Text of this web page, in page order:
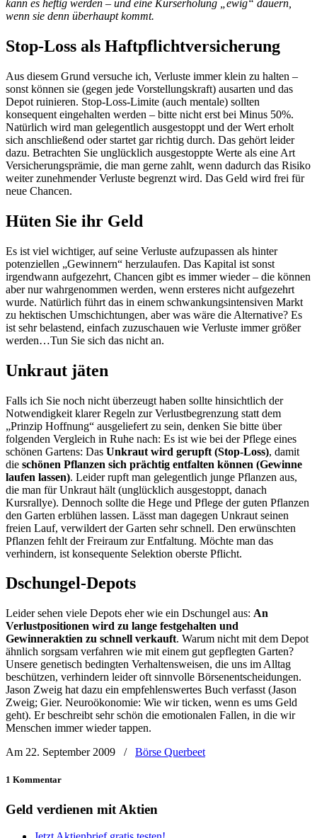
kann es heftig werden – und eine Kurserholung „ewig“ dauern,
wenn sie denn überhaupt kommt.
Stop-Loss als Haftpflichtversicherung
Aus diesem Grund versuche ich, Verluste immer klein zu halten –
sonst können sie (gegen jede Vorstellungskraft) ausarten und das
Depot ruinieren. Stop-Loss-Limite (auch mentale) sollten
konsequent eingehalten werden – bitte nicht erst bei Minus 50%.
Natürlich wird man gelegentlich ausgestoppt und der Wert erholt
sich anschließend oder startet gar richtig durch. Das gehört leider
dazu. Betrachten Sie unglücklich ausgestoppte Werte als eine Art
Versicherungsprämie, die man gerne zahlt, wenn dadurch das Risiko
weiter zunehmender Verluste begrenzt wird. Das Geld wird frei für
neue Chancen.
Hüten Sie ihr Geld
Es ist viel wichtiger, auf seine Verluste aufzupassen als hinter
potenziellen „Gewinnern“ herzulaufen. Das Kapital ist sonst
irgendwann aufgezehrt, Chancen gibt es immer wieder – die können
aber nur wahrgenommen werden, wenn ersteres nicht aufgezehrt
wurde. Natürlich führt das in einem schwankungsintensiven Markt
zu hektischen Umschichtungen, aber was wäre die Alternative? Es
ist sehr belastend, einfach zuzuschauen wie Verluste immer größer
werden…Tun Sie sich das nicht an.
Unkraut jäten
Falls ich Sie noch nicht überzeugt haben sollte hinsichtlich der
Notwendigkeit klarer Regeln zur Verlustbegrenzung statt dem
„Prinzip Hoffnung“ ausgeliefert zu sein, denken Sie bitte über
folgenden Vergleich in Ruhe nach: Es ist wie bei der Pflege eines
schönen Gartens: Das Unkraut wird gerupft (Stop-Loss), damit
die schönen Pflanzen sich prächtig entfalten können (Gewinne
laufen lassen). Leider rupft man gelegentlich junge Pflanzen aus,
die man für Unkraut hält (unglücklich ausgestoppt, danach
Kursrallye). Dennoch sollte die Hege und Pflege der guten Pflanzen
den Garten erblühen lassen. Lässt man dagegen Unkraut seinen
freien Lauf, verwildert der Garten sehr schnell. Den erwünschten
Pflanzen fehlt der Freiraum zur Entfaltung. Möchte man das
verhindern, ist konsequente Selektion oberste Pflicht.
Dschungel-Depots
Leider sehen viele Depots eher wie ein Dschungel aus: An
Verlustpositionen wird zu lange festgehalten und
Gewinneraktien zu schnell verkauft. Warum nicht mit dem Depot
ähnlich sorgsam verfahren wie mit einem gut gepflegten Garten?
Unsere genetisch bedingten Verhaltensweisen, die uns im Alltag
beschützen, verhindern leider oft sinnvolle Börsenentscheidungen.
Jason Zweig hat dazu ein empfehlenswertes Buch verfasst (Jason
Zweig; Gier. Neuroökonomie: Wie wir ticken, wenn es ums Geld
geht). Er beschreibt sehr schön die emotionalen Fallen, in die wir
Menschen immer wieder tappen.
Am 22. September 2009
/ Börse Querbeet
1 Kommentar
Geld verdienen mit Aktien